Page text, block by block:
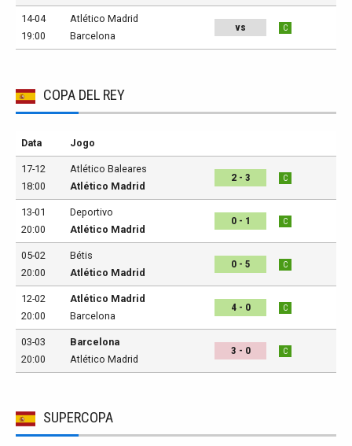
14-04
19:00
Atlético Madrid
Barcelona
vs C
COPA DEL REY
Data Jogo
17-12
18:00
Atlético Baleares
Atlético Madrid
2 - 3 C
13-01
20:00
Deportivo
Atlético Madrid
0 - 1 C
05-02
20:00
Bétis
Atlético Madrid
0 - 5 C
12-02
20:00
Atlético Madrid
Barcelona
4 - 0 C
03-03
20:00
Barcelona
Atlético Madrid
3 - 0 C
SUPERCOPA